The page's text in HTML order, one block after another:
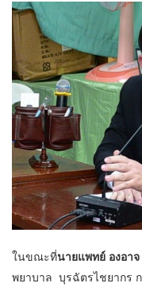
ในขณะที่นายแพทย์ องอา
พยาบาล บุรฉัตรไชยากร